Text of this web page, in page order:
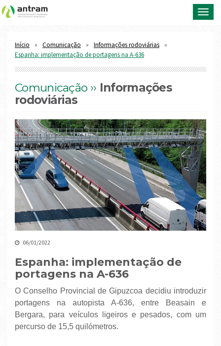
Início Comunicação
Informações rodoviárias
Espanha: implementação de portagens na A-636
Comunicação ›› Informações
rodoviárias
06/01/2022
Espanha: implementação de
portagens na A-636
O Conselho Provincial de Gipuzcoa decidiu introduzir
portagens na autopista A-636, entre Beasain e
Bergara, para veículos ligeiros e pesados, com um
percurso de 15,5 quilómetros.